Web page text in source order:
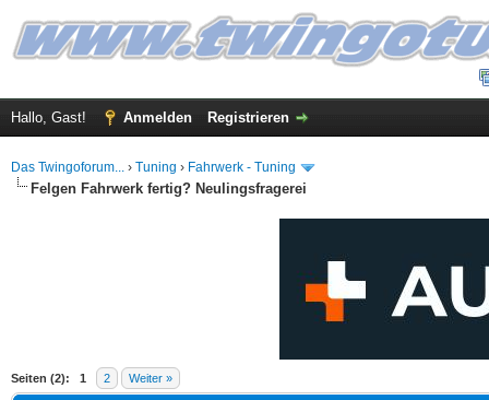
Hallo, Gast! Anmelden Registrieren
Das Twingoforum... › Tuning › Fahrwerk - Tuning
Felgen Fahrwerk fertig? Neulingsfragerei
Seiten (2): 1 2 Weiter »
Durchschnitt